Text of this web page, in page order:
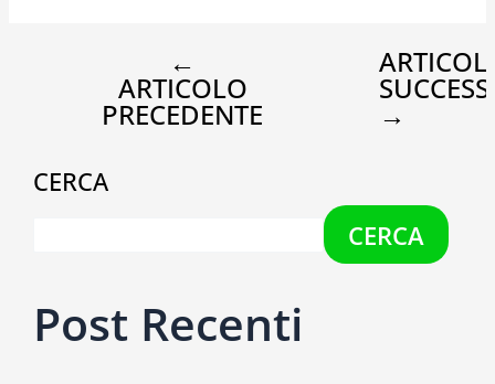
←
ARTICOLO
PRECEDENTE →
CERCA
CERCA
Post Recenti